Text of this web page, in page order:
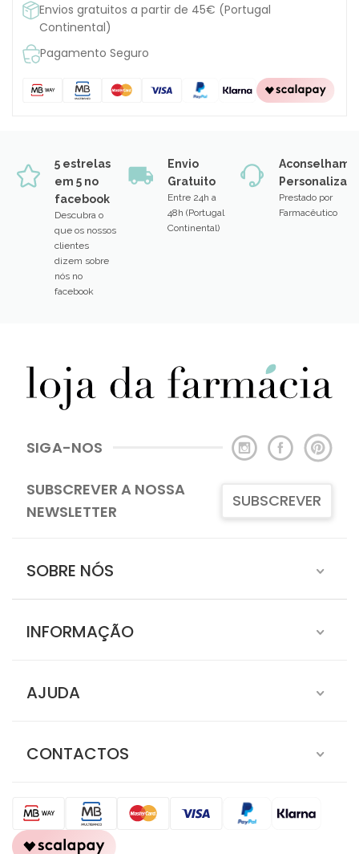
Envios gratuitos a partir de 45€ (Portugal
Continental)
Pagamento Seguro
5 estrelas
em 5 no
facebook
Descubra o
que os nossos
clientes
dizem sobre
nós no
facebook
Envio
Gratuito
Entre 24h a
48h (Portugal
Continental)
Prestado por
Farmacêutico
SIGA-NOS
SUBSCREVER A NOSSA
NEWSLETTER
SUBSCREVER
SOBRE NÓS
INFORMAÇÃO
AJUDA
CONTACTOS